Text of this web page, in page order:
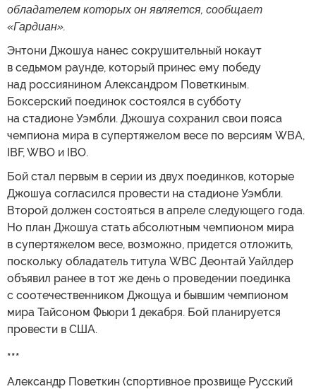
обладателем которых он является, сообщает
«Гардиан».
Энтони Джошуа нанес сокрушительный нокаут
в седьмом раунде, который принес ему победу
над россиянином Александром Поветкиным.
Боксерский поединок состоялся в субботу
на стадионе Уэмбли. Джошуа сохранил свои пояса
чемпиона мира в супертяжелом весе по версиям WBA,
IBF, WBO и IBO.
Бой стал первым в серии из двух поединков, которые
Джошуа согласился провести на стадионе Уэмбли.
Второй должен состояться в апреле следующего года.
Но план Джошуа стать абсолютным чемпионом мира
в супертяжелом весе, возможно, придется отложить,
поскольку обладатель титула WBC Деонтай Уайлдер
объявил ранее в тот же день о проведении поединка
с соотечественником Джощуа и бывшим чемпионом
мира Тайсоном Фьюри 1 декабря. Бой планируется
провести в США.
***
Александр Поветкин (спортивное прозвище Русский